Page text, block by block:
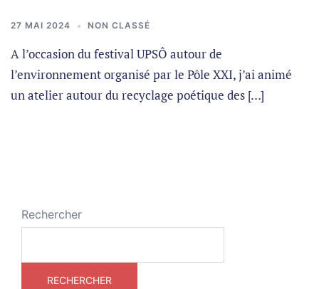
27 MAI 2024 NON CLASSÉ
A l’occasion du festival UPSÔ autour de
l’environnement organisé par le Pôle XXI, j’ai animé
un atelier autour du recyclage poétique des […]
Rechercher
RECHERCHER